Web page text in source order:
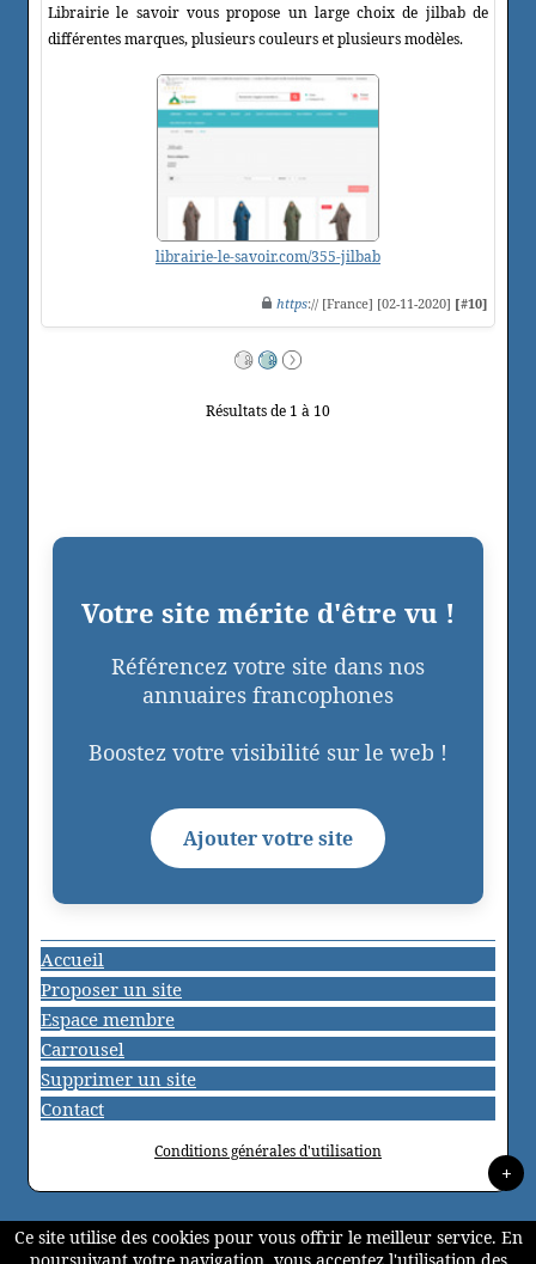
Librairie le savoir vous propose un large choix de jilbab de
différentes marques, plusieurs couleurs et plusieurs modèles.
librairie-le-savoir.com/355-jilbab
https:// [France] [02-11-2020] [#10]
Résultats de 1 à 10
Votre site mérite d'être vu !
Référencez votre site dans nos
annuaires francophones
Boostez votre visibilité sur le web !
Ajouter votre site
Accueil
Proposer un site
Espace membre
Carrousel
Supprimer un site
Contact
Conditions générales d'utilisation
+
Ce site utilise des cookies pour vous offrir le meilleur service. En